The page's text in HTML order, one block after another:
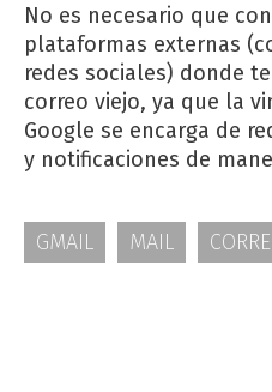
No es necesario que
plataformas externas
redes sociales) donde
correo viejo, ya que la
Google se encarga de
y notificaciones de
GMAIL MAIL